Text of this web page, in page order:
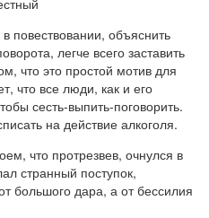
повествовании, объяснить
легче всего заставить
что это простой мотив для
что все люди, как и его
сесть-выпить-поговорить.
на действие алкоголя.
что протрезвев, очнулся в
странный поступок,
большого дара, а от бессилия